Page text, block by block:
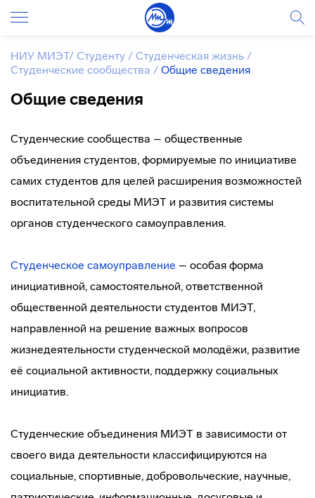
НИУ МИЭТ/ Студенту / Студенческая жизнь /
Студенческие сообщества / Общие сведения
Общие сведения
Студенческие сообщества – общественные
объединения студентов, формируемые по инициативе
самих студентов для целей расширения возможностей
воспитательной среды МИЭТ и развития системы
органов студенческого самоуправления.
Студенческое самоуправление – особая форма
инициативной, самостоятельной, ответственной
общественной деятельности студентов МИЭТ,
направленной на решение важных вопросов
жизнедеятельности студенческой молодёжи, развитие
её социальной активности, поддержку социальных
инициатив.
Студенческие объединения МИЭТ в зависимости от
своего вида деятельности классифицируются на
социальные, спортивные, добровольческие, научные,